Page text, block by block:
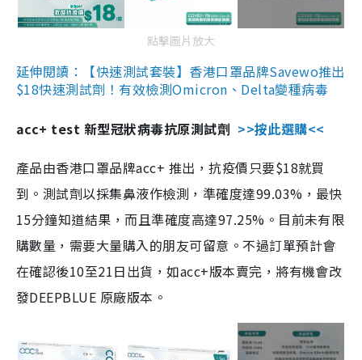
點擊圖片放大
延伸閱讀：【快速測試套裝】香港口罩品牌Savewo推出
$18快速測試劑！有效檢測Omicron、Delta變種病毒
acc+ test 新型冠狀病毒抗原測試劑 >>按此選購<<
產品由香港口罩品牌acc+ 推出，抗疫價只要$18就買
到。測試劑以採集鼻液作檢測，準確度達99.03%，最快
15分鐘知道結果，而且準確度高達97.25%。目前未有限
購數量，需要大量購入的朋友可留意。不過訂單預計會
在確認後10至21日出貨，如acc+版本賣完，將有機會改
發DEEPBLUE 原廠版本。